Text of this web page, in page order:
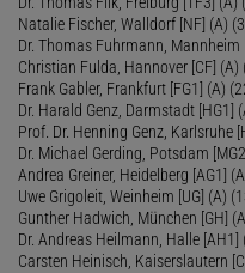
Natalie Fischer, Walldorf [NF] (A)
Dr. Thomas Fuhrmann, Mannheim
Christian Fulda, Hannover [CF] (A)
Frank Gabler, Frankfurt [FG1] (A)
Dr. Harald Genz, Darmstadt [HG1]
Prof. Dr. Henning Genz, Karlsruhe
Dr. Michael Gerding, Potsdam
Andrea Greiner, Heidelberg [AG1]
Uwe Grigoleit, Weinheim [UG] (A)
Gunther Hadwich, München [GH]
Dr. Andreas Heilmann, Halle [AH1]
Carsten Heinisch, Kaiserslautern